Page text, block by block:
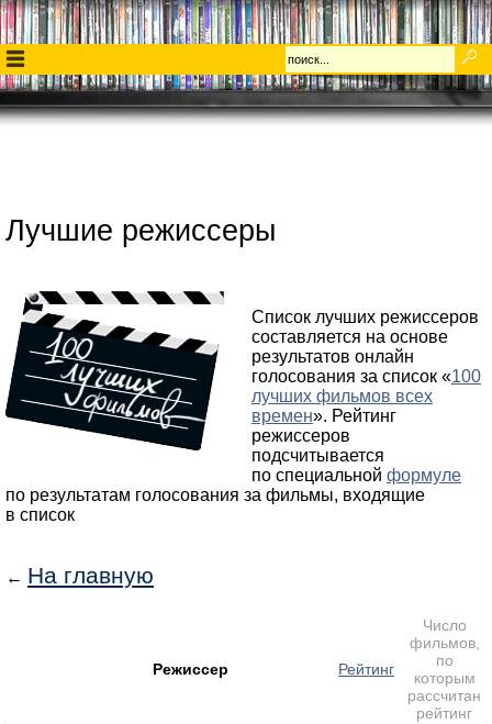
Лучшие режиссеры
Список лучших режиссеров
составляется на основе
результатов онлайн
голосования за список «100
лучших фильмов всех
времен». Рейтинг
режиссеров
подсчитывается
по специальной формуле
по результатам голосования за фильмы, входящие
в список
← На главную
Режиссер Рейтинг
Число
фильмов,
по
которым
рассчитан
рейтинг